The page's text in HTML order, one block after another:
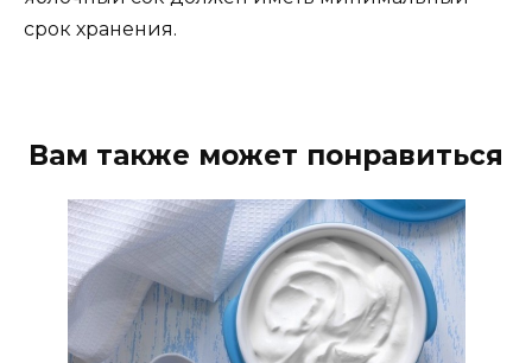
срок хранения.
Вам также может понравиться